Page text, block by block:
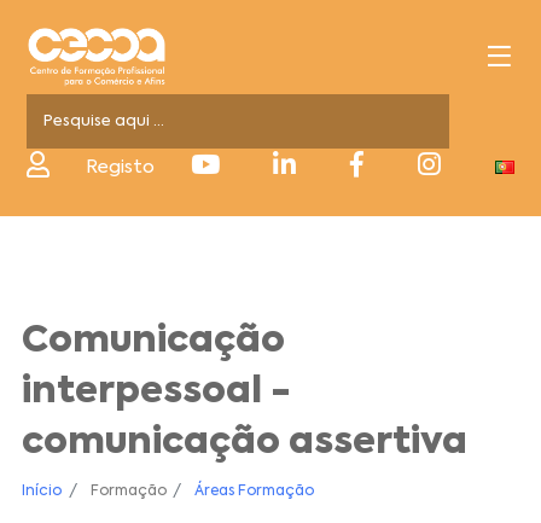
Registo
Comunicação
interpessoal -
comunicação assertiva
Início Formação Áreas Formação